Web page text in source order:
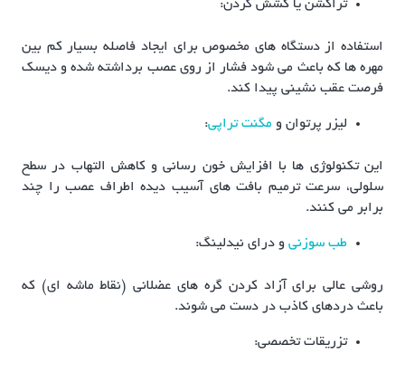
تراکشن یا کشش گردن:
استفاده از دستگاه های مخصوص برای ایجاد فاصله بسیار کم بین
مهره ها که باعث می شود فشار از روی عصب برداشته شده و دیسک
فرصت عقب نشینی پیدا کند.
لیزر پرتوان و مگنت تراپی:
این تکنولوژی ها با افزایش خون رسانی و کاهش التهاب در سطح
سلولی، سرعت ترمیم بافت های آسیب دیده اطراف عصب را چند
برابر می کنند.
طب سوزنی و درای نیدلینگ:
روشی عالی برای آزاد کردن گره های عضلانی (نقاط ماشه ای) که
باعث دردهای کاذب در دست می شوند.
تزریقات تخصصی: